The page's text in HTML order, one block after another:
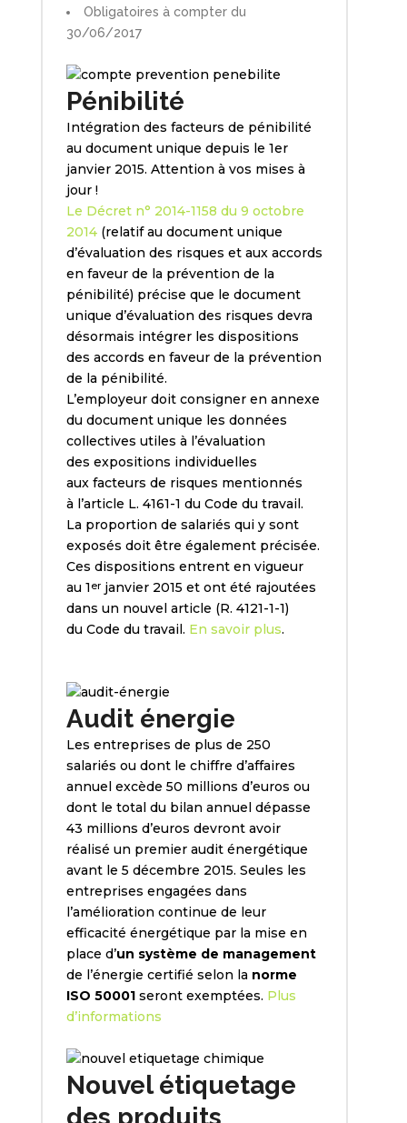
Obligatoires à compter du
30/06/2017
Pénibilité
Intégration des facteurs de pénibilité
au document unique depuis le 1er
janvier 2015. Attention à vos mises à
jour !
Le Décret n° 2014-1158 du 9 octobre
2014(relatif au document unique
d’évaluation des risques et aux accords
en faveur de la prévention de la
pénibilité) précise que le document
unique d’évaluation des risques devra
désormais intégrer les dispositions
des accords en faveur de la prévention
de la pénibilité.
L’employeur doit consigner en annexe
du document unique les données
collectives utiles à l’évaluation
des expositions individuelles
aux facteurs de risques mentionnés
à l’article L. 4161-1 du Code du travail.
La proportion de salariés qui y sont
exposés doit être également précisée.
Ces dispositions entrent en vigueur
au 1erjanvier 2015 et ont été rajoutées
dans un nouvel article (R. 4121-1-1)
du Code du travail. En savoir plus.
Audit énergie
Les entreprises de plus de 250
salariés ou dont le chiffre d’affaires
annuel excède 50 millions d’euros ou
dont le total du bilan annuel dépasse
43 millions d’euros devront avoir
réalisé un premier audit énergétique
avant le 5 décembre 2015. Seules les
entreprises engagées dans
l’amélioration continue de leur
efficacité énergétique par la mise en
place d’un système de management
de l’énergie certifié selon la norme
ISO 50001seront exemptées. Plus
d’informations
Nouvel étiquetage